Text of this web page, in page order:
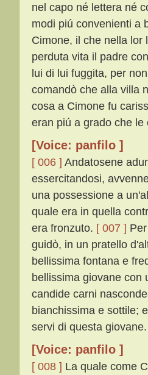
nel capo né lettera né
modi piú convenienti a
Cimone, il che nella
perduta vita il padre
lui di lui fuggita, per
comandò che alla villa
cosa a Cimone fu
eran piú a grado che le
[Voice: panfilo ]
[ 006 ] Andatosene
essercitandosi,
una possessione a
quale era in quella
era fronzuto. [ 007 ]
guidò, in un pratello
bellissima fontana e
bellissima giovane con
candide carni
bianchissima e sottile;
servi di questa giovane.
[Voice: panfilo ]
[ 008 ] La quale come